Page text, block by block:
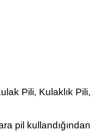
Pili, Kulaklık
pil